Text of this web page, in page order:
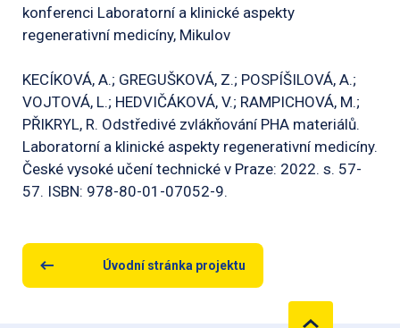
konferenci Laboratorní a klinické aspekty
regenerativní medicíny, Mikulov
KECÍKOVÁ, A.; GREGUŠKOVÁ, Z.; POSPÍŠILOVÁ, A.;
VOJTOVÁ, L.; HEDVIČÁKOVÁ, V.; RAMPICHOVÁ, M.;
PŘIKRYL, R. Odstředivé zvlákňování PHA materiálů.
Laboratorní a klinické aspekty regenerativní medicíny.
České vysoké učení technické v Praze: 2022. s. 57-
57. ISBN: 978-80-01-07052-9.
Úvodní stránka projektu